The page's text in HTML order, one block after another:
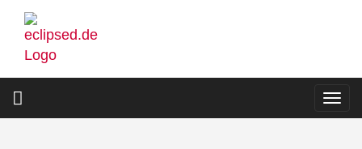
Direkt
zum
Inhalt